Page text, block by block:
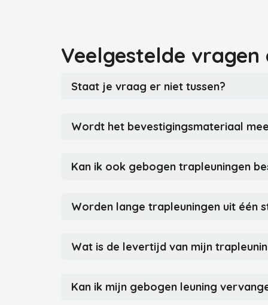
Veelgestelde
Staat je vraag er niet tussen?
Wordt het bevestigingsmateriaal
Kan ik ook gebogen trapleuningen
Worden lange trapleuningen uit één
Wat is de levertijd van mijn
Kan ik mijn gebogen leuning